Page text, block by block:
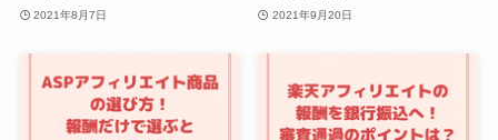
2021年8月7日 2021年9月20日